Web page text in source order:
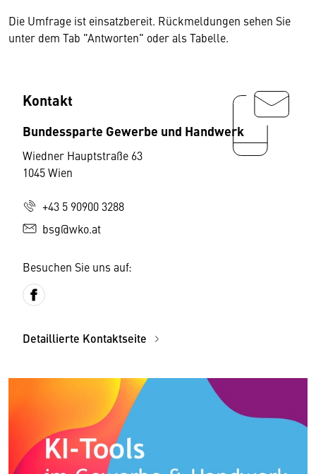
Die Umfrage ist einsatzbereit. Rückmeldungen sehen Sie
unter dem Tab "Antworten" oder als Tabelle.
Kontakt
Bundessparte Gewerbe und Handwerk
Wiedner Hauptstraße 63
1045 Wien
+43 5 90900 3288
bsg@wko.at
Besuchen Sie uns auf:
Detaillierte Kontaktseite